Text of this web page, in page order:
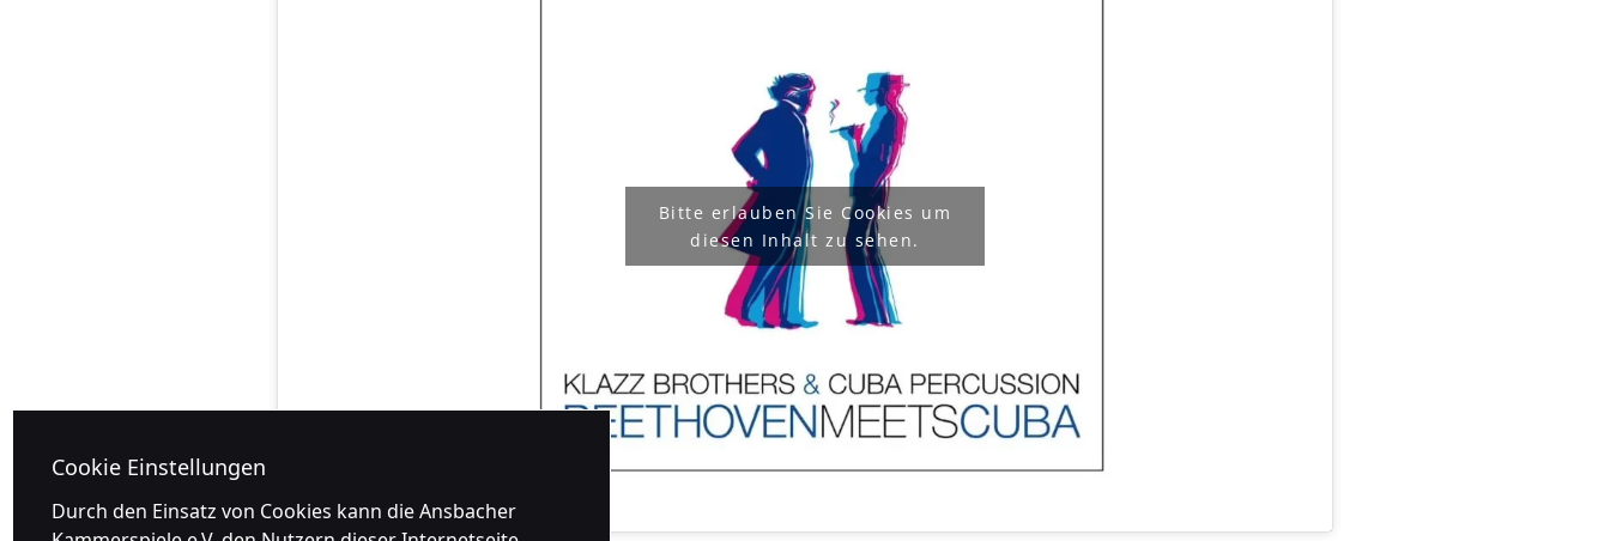
Cookie Einstellungen
Durch den Einsatz von Cookies kann die Ansbacher
Bitte erlauben Sie Cookies um
diesen Inhalt zu sehen.